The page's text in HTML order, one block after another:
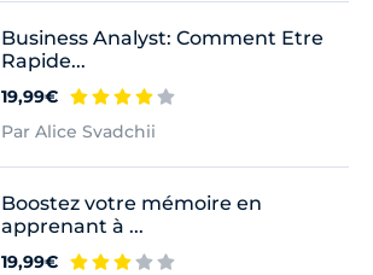
Business Analyst: Comment Etre
Rapide...
19,99€
Par Alice Svadchii
Boostez votre mémoire en
apprenant à ...
19,99€